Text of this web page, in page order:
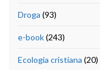
Droga (93)
e-book(243)
Ecologia cristiana (20)